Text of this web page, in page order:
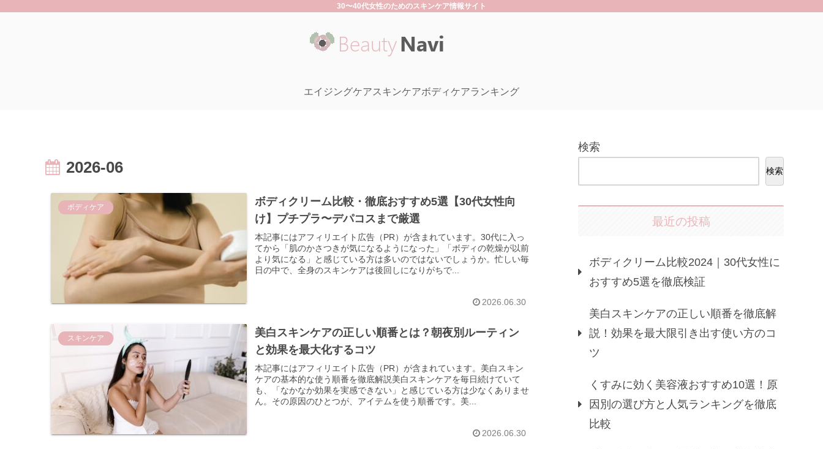
30〜40代女性のためのスキンケア情報サイト
エイジングケアスキンケアボディケアランキング
2026-06
ボディケア
ボディクリーム比較・徹底おすすめ5選【30代女性向
け】プチプラ〜デパコスまで厳選
本記事にはアフィリエイト広告（PR）が含まれています。30代に入っ
てから「肌のかさつきが気になるようになった」「ボディの乾燥が以前
より気になる」と感じている方は多いのではないでしょうか。忙しい毎
日の中で、全身のスキンケアは後回しになりがちで...
2026.06.30
スキンケア
美白スキンケアの正しい順番とは？朝夜別ルーティン
と効果を最大化するコツ
本記事にはアフィリエイト広告（PR）が含まれています。美白スキン
ケアの基本的な使う順番を徹底解説美白スキンケアを毎日続けていて
も、「なかなか効果を実感できない」と感じている方は少なくありませ
ん。その原因のひとつが、アイテムを使う順番です。美...
2026.06.30
検索
検索
最近の投稿
ボディクリーム比較2024｜30代女性に
おすすめ5選を徹底検証
美白スキンケアの正しい順番を徹底解
説！効果を最大限引き出す使い方のコ
ツ
くすみに効く美容液おすすめ10選！原
因別の選び方と人気ランキングを徹底
比較